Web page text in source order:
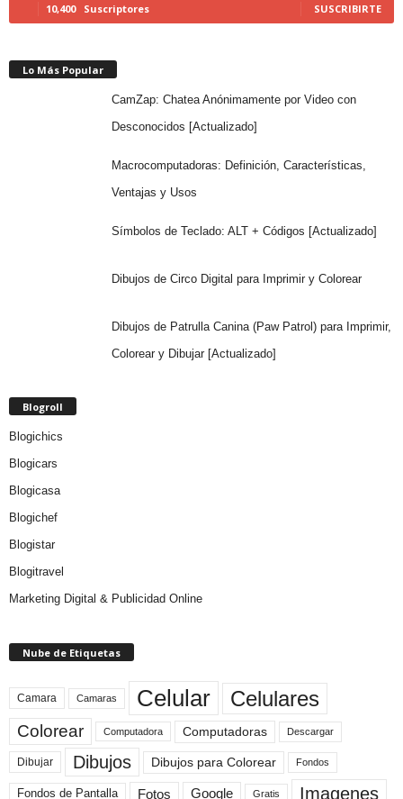
10,400 Suscriptores SUSCRIBIRTE
Lo Más Popular
CamZap: Chatea Anónimamente por Video con
Desconocidos [Actualizado]
Macrocomputadoras: Definición, Características,
Ventajas y Usos
Símbolos de Teclado: ALT + Códigos [Actualizado]
Dibujos de Circo Digital para Imprimir y Colorear
Dibujos de Patrulla Canina (Paw Patrol) para Imprimir,
Colorear y Dibujar [Actualizado]
Blogroll
Blogichics
Blogicars
Blogicasa
Blogichef
Blogistar
Blogitravel
Marketing Digital & Publicidad Online
Nube de Etiquetas
Camara Camaras Celular Celulares
Colorear Computadora Computadoras Descargar
Dibujar Dibujos Dibujos para Colorear Fondos
Fondos de Pantalla Fotos Google Gratis Imagenes